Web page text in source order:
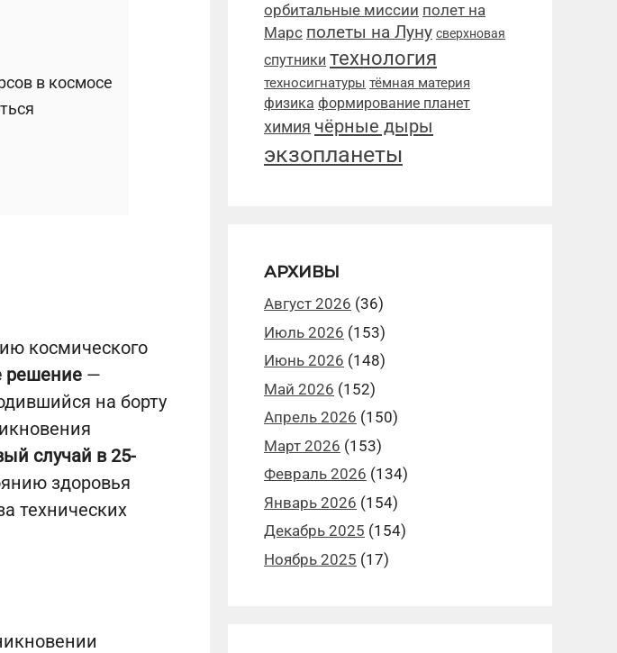
в космосе
космического
решение —
на борту
случай в 25-
здоровья
технических
орбитальные миссии полет на
Марс полеты на Луну сверхновая
спутники технология
техносигнатуры тёмная материя
физика формирование планет
химия чёрные дыры
экзопланеты
АРХИВЫ
Август 2026 (36)
Июль 2026 (153)
Июнь 2026 (148)
Май 2026 (152)
Апрель 2026 (150)
Март 2026 (153)
Февраль 2026 (134)
Январь 2026 (154)
Декабрь 2025 (154)
Ноябрь 2025 (17)